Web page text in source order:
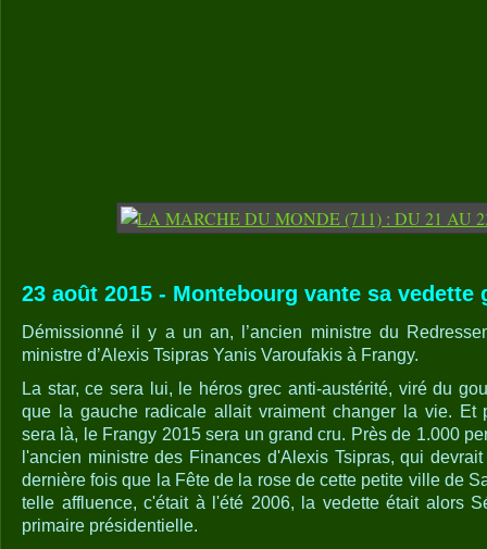
23 août 2015 - Montebourg vante sa vedette
Démissionné il y a un an, l’ancien ministre du
ministre d’Alexis Tsipras Yanis Varoufakis à Frangy.
La star, ce sera lui, le héros grec anti-austérité, viré du
que la gauche radicale allait vraiment changer la vie. Et
sera là, le Frangy 2015 sera un grand cru. Près de 1.000
l'ancien ministre des Finances d'Alexis Tsipras, qui
dernière fois que la Fête de la rose de cette petite ville de
telle affluence, c'était à l'été 2006, la vedette était alors
primaire présidentielle.